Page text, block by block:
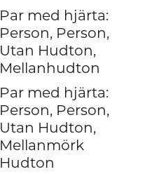
Par med hjärta:
Person, Person,
Utan Hudton,
Mellanhudton
Par med hjärta:
Person, Person,
Utan Hudton,
Mellanmörk
Hudton